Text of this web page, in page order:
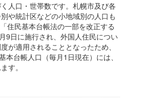
人口・世帯数です。札幌市及び各
や統計区などの小地域別の人口も
住民基本台帳法の一部を改正する
9日に施行され、外国人住民につい
が適用されることとなったため、
本台帳人口（毎月1日現在）には、
す。